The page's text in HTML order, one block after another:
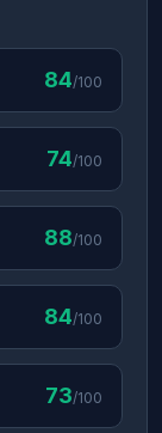
84/100
74/100
88/100
84/100
73/100